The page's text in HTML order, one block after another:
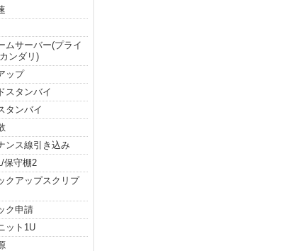
ムサーバー(プライ
ンダリ)
ップ
スタンバイ
タンバイ
ンス線引き込み
保守棚2
クアップスクリプ
ク申請
ット1U